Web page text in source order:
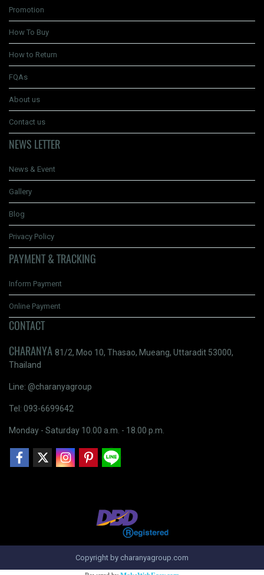
Promotion
How To Buy
How to Return
FQAs
About us
Contact us
NEWS LETTER
News & Event
Gallery
Blog
Privacy Policy
PAYMENT & TRACKING
Inform Payment
Online Payment
CONTACT
CHARANYA 81/2, Moo 10, Thasao, Mueang, Uttaradit 53000,
Thailand
Line: @charanyagroup
Tel: 093-6699642
Monday - Saturday 10.00 a.m. - 18.00 p.m.
Copyright by charanyagroup.com